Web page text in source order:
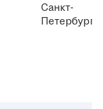
Санкт-
Петербург